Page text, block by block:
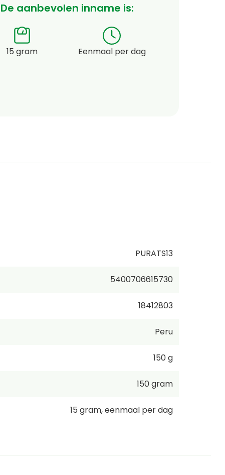
De aanbevolen inname is:
15 gram Eenmaal per dag
PURATS13
5400706615730
18412803
Peru
150 g
150gram
15 gram,eenmaal per dag